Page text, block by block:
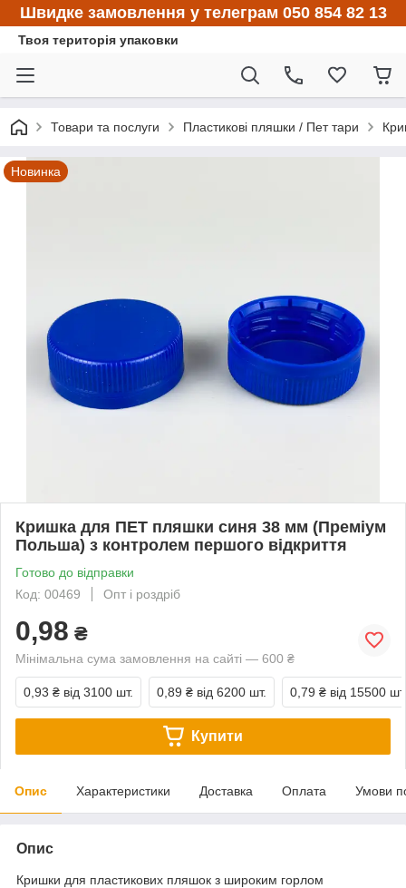
Швидке замовлення у телеграм 050 854 82 13
Твоя територія упаковки
Товари та послуги Пластикові пляшки / Пет тари
Новинка
Кришка для ПЕТ пляшки синя 38 мм (Преміум
Польша) з контролем першого відкриття
Готово до відправки
Код: 00469
Опт і роздріб
0,98 ₴
Мінімальна сума замовлення на сайті — 600 ₴
0,93 ₴ від 3100 шт. 0,89 ₴ від 6200 шт. 0,79 ₴ від 15500 шт.
Купити
Опис Характеристики Доставка Оплата Умови
Опис
Кришки для пластикових пляшок з широким горлом